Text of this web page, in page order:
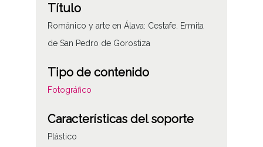
Título
Románico y arte en Álava: Cestafe. Ermita
de San Pedro de Gorostiza
Tipo de contenido
Fotográfico
Características del soporte
Plástico